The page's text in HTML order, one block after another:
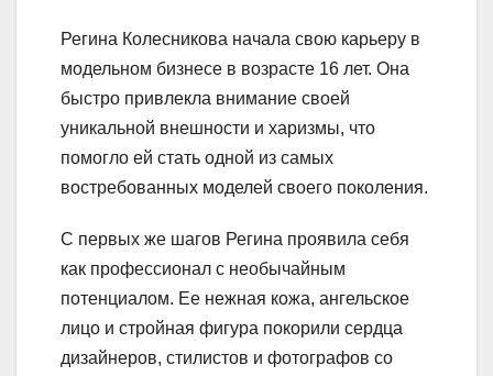
Регина Колесникова начала свою карьеру в
модельном бизнесе в возрасте 16 лет. Она
быстро привлекла внимание своей
уникальной внешности и харизмы, что
помогло ей стать одной из самых
востребованных моделей своего поколения.
С первых же шагов Регина проявила себя
как профессионал с необычайным
потенциалом. Ее нежная кожа, ангельское
лицо и стройная фигура покорили сердца
дизайнеров, стилистов и фотографов со